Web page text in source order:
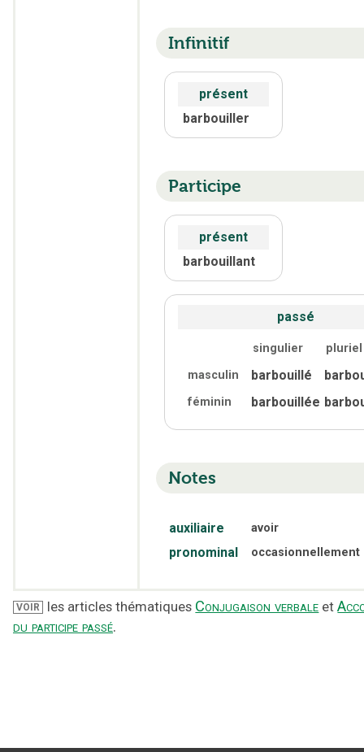
Infinitif
présent
barbouiller
Participe
présent
barbouillant
passé
singulier
pluriel
masculin
barbouillé
féminin barbouillée
Notes
auxiliaire avoir
pronominal occasionnellement
VOIR les articles thématiques Conjugaison verbale et
du participe passé.